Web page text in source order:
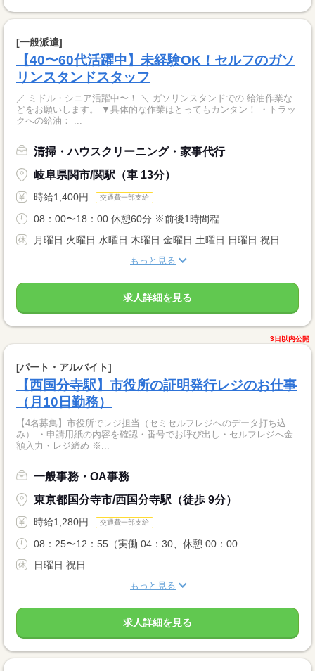
[一般派遣]
【40〜60代活躍中】未経験OK！セルフのガソ
リンスタンドスタッフ
／ ミドル・シニア活躍中〜！ ＼ ガソリンスタンドでの 給油作業な
どをお願いします。 ▼具体的な作業はとってもカンタン！ ・トラッ
クへの給油： ...
清掃・ハウスクリーニング・家事代行
岐阜県関市/関駅（車 13分）
時給1,400円 交通費一部支給
08：00〜18：00 休憩60分 ※前後1時間程...
月曜日 火曜日 水曜日 木曜日 金曜日 土曜日 日曜日 祝日
もっと見る
求人詳細を見る
3日以内公開
[パート・アルバイト]
【西国分寺駅】市役所の証明発行レジのお仕事
（月10日勤務）
【4名募集】市役所でレジ担当（セミセルフレジへのデータ打ち込
み） ・申請用紙の内容を確認・番号でお呼び出し・セルフレジへ金
額入力・レジ締め ※...
一般事務・OA事務
東京都国分寺市/西国分寺駅（徒歩 9分）
時給1,280円 交通費一部支給
08：25〜12：55（実働 04：30、休憩 00：00...
日曜日 祝日
もっと見る
求人詳細を見る